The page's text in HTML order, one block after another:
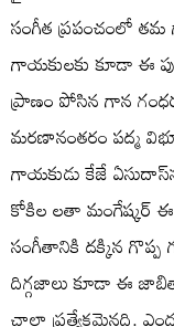
సంగీత ప్రపంచంలో
గాయకులకు కూడా ఈ
ప్రాణం పోసిన గాన
మరణానంతరం పద్మ
గాయకుడు కేజే
కోకిల లతా మంగేష్కర్
సంగీతానికి దక్కిన గొప్ప
దిగ్గజాలు కూడా ఈ
చాలా ప్రత్యేకమైనది.